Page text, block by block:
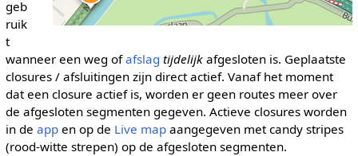
geb
ruik
t
wanneer een weg ofafslag tijdelijkafgesloten is. Geplaatste
closures / afsluitingen zijn direct actief. Vanaf het moment
dat een closure actief is, worden er geen routes meer over
de afgesloten segmenten gegeven. Actieve closures worden
in de appen op de Live mapaangegeven met candy stripes
(rood-witte strepen) op de afgesloten segmenten.